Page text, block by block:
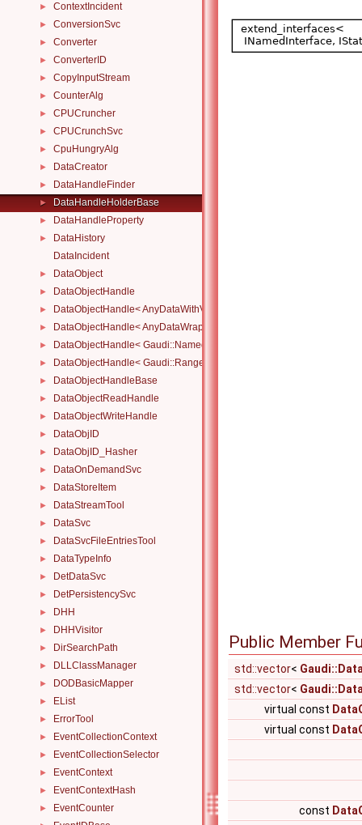
► ContextIncident
► ConversionSvc
► Converter
► ConverterID
► CopyInputStream
► CounterAlg
► CPUCruncher
► CPUCrunchSvc
► CpuHungryAlg
► DataCreator
► DataHandleFinder
► DataHandleHolderBase
► DataHandleProperty
►
DataHistory
DataIncident
► DataObject
► DataObjectHandle
► DataObjectHandle< AnyDataWithViewWrapper< View, Owned > >
► DataObjectHandle< AnyDataWrapper< T > >
► DataObjectHandle< Gaudi::NamedRange_< T > >
► DataObjectHandle< Gaudi::Range_< T > >
► DataObjectHandleBase
► DataObjectReadHandle
► DataObjectWriteHandle
► DataObjID
► DataObjID_Hasher
► DataOnDemandSvc
► DataStoreItem
► DataStreamTool
► DataSvc
► DataSvcFileEntriesTool
► DataTypeInfo
► DetDataSvc
► DetPersistencySvc
► DHH
► DHHVisitor
► DirSearchPath
► DLLClassManager
► DODBasicMapper
► EList
► ErrorTool
► EventCollectionContext
► EventCollectionSelector
► EventContext
► EventContextHash
► EventCounter
Public Member
std::vector<
std::vector<
virtual const
virtual const
const